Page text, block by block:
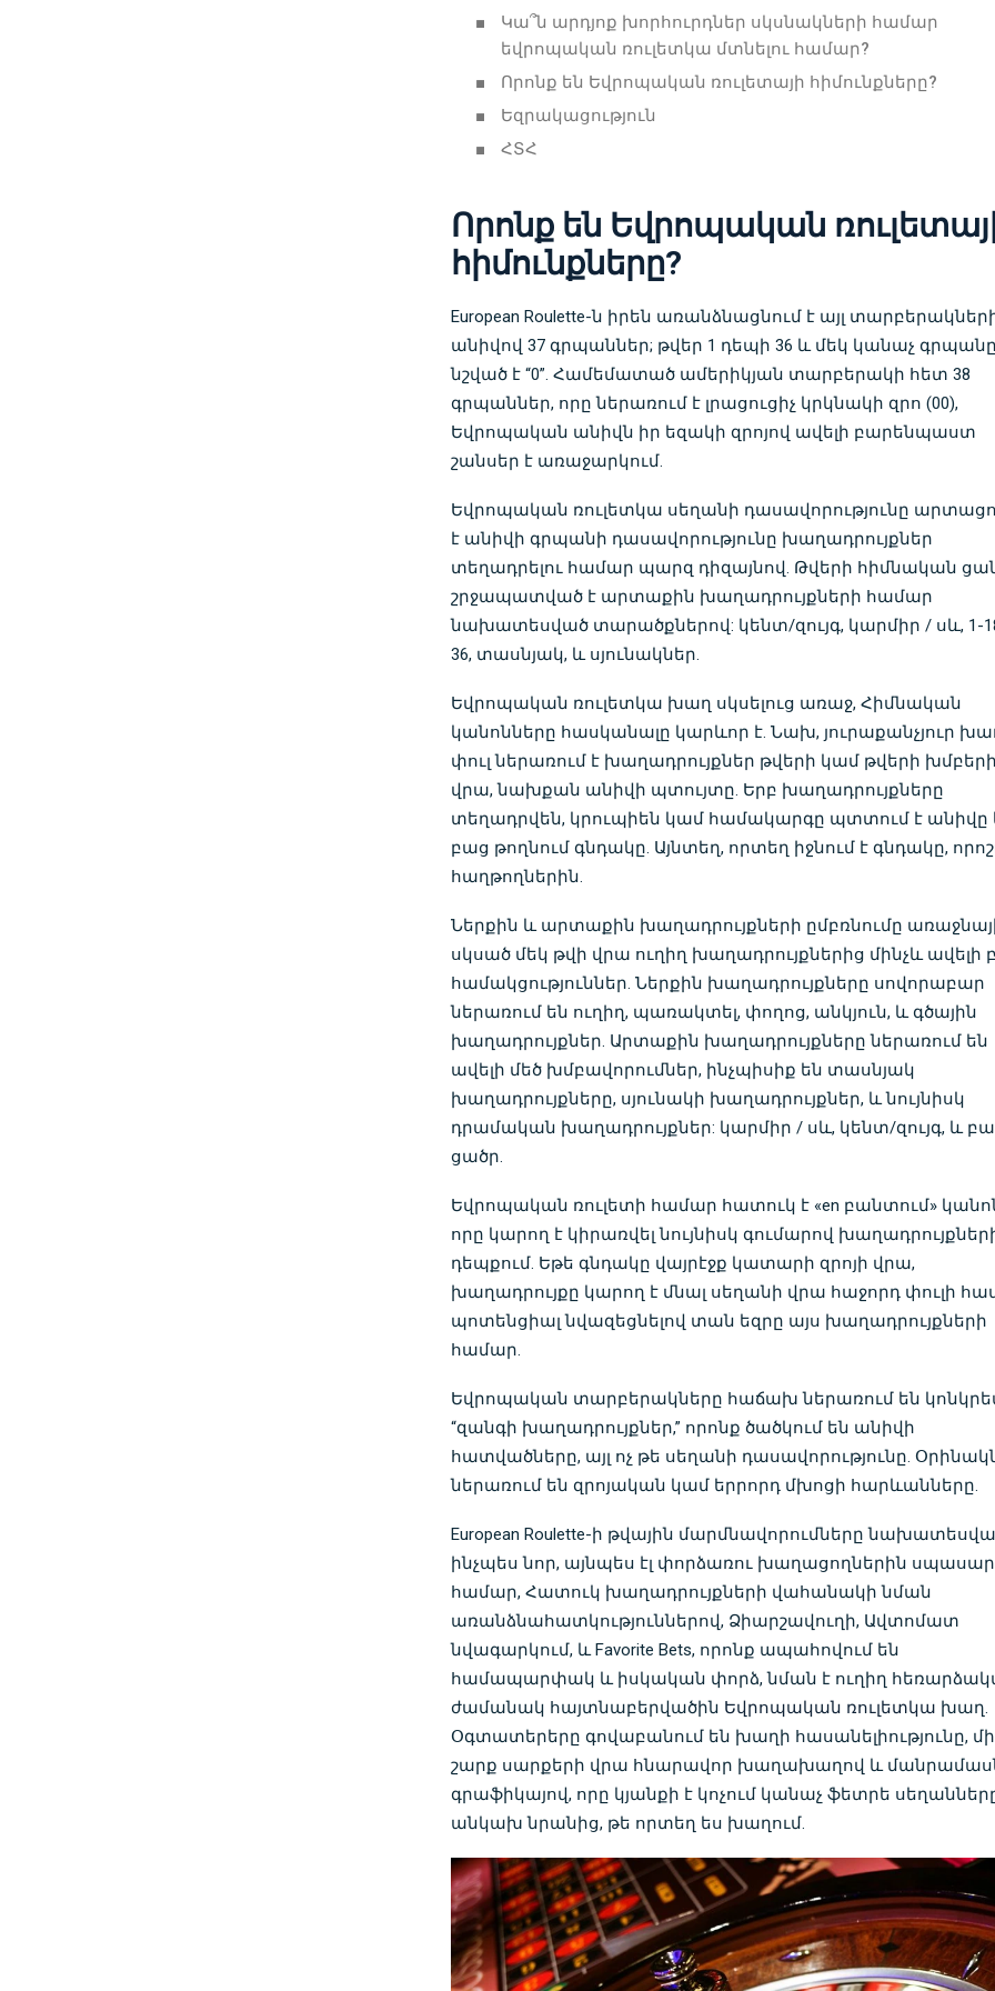
Կա՞ն արդյոք խորհուրդներ սկսնակների համար
եվրոպական ռուլետկա մտնելու համար?
Որոնք են Եվրոպական ռուլետայի հիմունքները?
Եզրակացություն
ՀՏՀ
Որոնք են Եվրոպական
հիմունքները?
European Roulette-ն իրեն առանձնացնում է այլ
անիվով 37 գրպաններ; թվեր 1 դեպի 36 և մեկ կանաչ գրպանը
նշված է “0”. Համեմատած ամերիկյան տարբերակի հետ 38
գրպաններ, որը ներառում է լրացուցիչ կրկնակի զրո (00),
Եվրոպական անիվն իր եզակի զրոյով ավելի բարենպաստ
շանսեր է առաջարկում.
Եվրոպական ռուլետկա սեղանի դասավորությունը
է անիվի գրպանի դասավորությունը խաղադրույքներ
տեղադրելու համար պարզ դիզայնով. Թվերի հիմնական
շրջապատված է արտաքին խաղադրույքների համար
նախատեսված տարածքներով: կենտ/զույգ, կարմիր / սև, 1-
36, տասնյակ, և սյունակներ.
Եվրոպական ռուլետկա խաղ սկսելուց առաջ, Հիմնական
կանոնները հասկանալը կարևոր է. Նախ, յուրաքանչյուր
փուլ ներառում է խաղադրույքներ թվերի կամ թվերի խմբերի
վրա, նախքան անիվի պտույտը. Երբ խաղադրույքները
տեղադրվեն, կրուպիեն կամ համակարգը պտտում է անիվը
բաց թողնում գնդակը. Այնտեղ, որտեղ իջնում ​​է գնդակը,
հաղթողներին.
Ներքին և արտաքին խաղադրույքների ըմբռնումը
սկսած մեկ թվի վրա ուղիղ խաղադրույքներից մինչև ավելի
համակցություններ. Ներքին խաղադրույքները սովորաբար
ներառում են ուղիղ, պառակտել, փողոց, անկյուն, և գծային
խաղադրույքներ. Արտաքին խաղադրույքները ներառում են
ավելի մեծ խմբավորումներ, ինչպիսիք են տասնյակ
խաղադրույքները, սյունակի խաղադրույքներ, և նույնիսկ
դրամական խաղադրույքներ: կարմիր / սև, կենտ/զույգ, և
ցածր.
Եվրոպական ռուլետի համար հատուկ է «en բանտում»
որը կարող է կիրառվել նույնիսկ գումարով
դեպքում. Եթե ​​գնդակը վայրէջք կատարի զրոյի վրա,
խաղադրույքը կարող է մնալ սեղանի վրա հաջորդ փուլի
պոտենցիալ նվազեցնելով տան եզրը այս խաղադրույքների
համար.
Եվրոպական տարբերակները հաճախ ներառում են
“զանգի խաղադրույքներ,” որոնք ծածկում են անիվի
հատվածները, այլ ոչ թե սեղանի դասավորությունը.
ներառում են զրոյական կամ երրորդ մխոցի հարևանները.
European Roulette-ի թվային մարմնավորումները
ինչպես նոր, այնպես էլ փորձառու խաղացողներին
համար, Հատուկ խաղադրույքների վահանակի նման
առանձնահատկություններով, Ձիարշավուղի, Ավտոմատ
նվագարկում, և Favorite Bets, որոնք ապահովում են
համապարփակ և իսկական փորձ, նման է ուղիղ
ժամանակ հայտնաբերվածին Եվրոպական ռուլետկա խաղ.
Օգտատերերը գովաբանում են խաղի հասանելիությունը, մի
շարք սարքերի վրա հնարավոր խաղախաղով և
գրաֆիկայով, որը կյանքի է կոչում կանաչ ֆետրե
անկախ նրանից, թե որտեղ ես խաղում.